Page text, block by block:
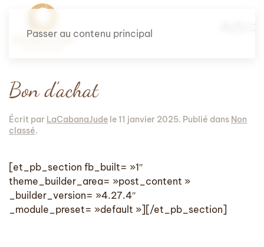
Passer au contenu principal
Bon d’achat
Écrit par LaCabanaJude le11 janvier 2025. Publié dans Non
classé.
[et_pb_section fb_built= »1″
theme_builder_area= »post_content »
_builder_version= »4.27.4″
_module_preset= »default »][/et_pb_section]